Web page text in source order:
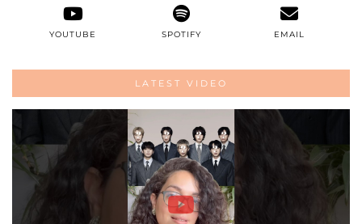
YOUTUBE SPOTIFY EMAIL
LATEST VIDEO